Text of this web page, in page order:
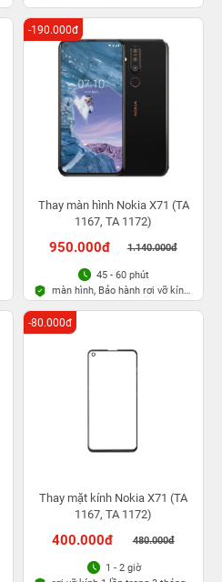
Thay màn hình Nokia X71 (TA
1167, TA 1172)
950.000đ 1.140.000đ
-190.000đ
45 - 60 phút
màn hình, Bảo hành rơi vỡ kính
1 lần trong 3 tháng
Thay mặt kính Nokia X71 (TA
1167, TA 1172)
400.000đ 480.000đ
-80.000đ
1 - 2 giờ